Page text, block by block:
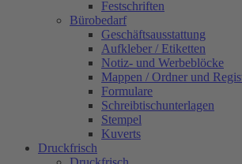
Festschriften
Bürobedarf
Geschäftsausstattung
Aufkleber / Etiketten
Notiz- und Werbeblöcke
Mappen / Ordner und
Formulare
Schreibtischunterlagen
Stempel
Kuverts
Druckfrisch